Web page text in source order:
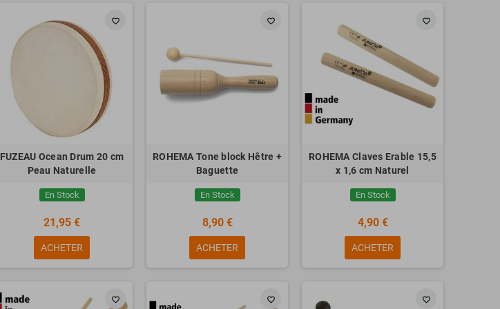
favorite_border
FUZEAU Ocean Drum 20 cm
Peau Naturelle
En Stock
21,95 €
ACHETER
favorite_border
ROHEMA Tone block Hêtre +
Baguette
En Stock
8,90 €
ACHETER
favorite_border
ROHEMA Claves Erable 15,5
x 1,6 cm Naturel
En Stock
4,90 €
ACHETER
favorite_border favorite_border favorite_border